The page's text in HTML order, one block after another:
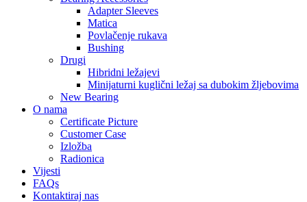
Adapter Sleeves
Matica
Povlačenje rukava
Bushing
Drugi
Hibridni ležajevi
Minijaturni kuglični ležaj sa dubokim žljebovima
New Bearing
O nama
Certificate Picture
Customer Case
Izložba
Radionica
Vijesti
FAQs
Kontaktiraj nas